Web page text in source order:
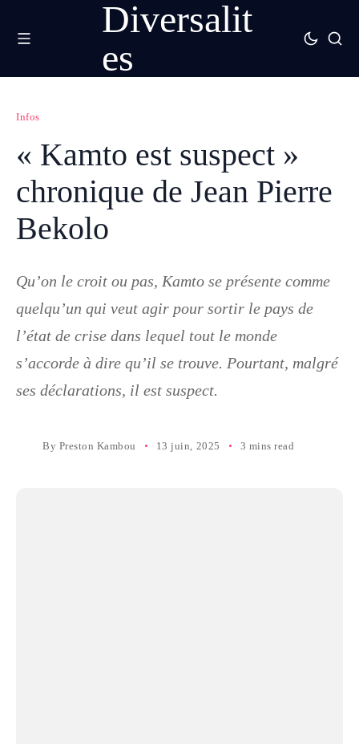
Diversalit
es
Infos
« Kamto est suspect »
chronique de Jean Pierre
Bekolo
Qu’on le croit ou pas, Kamto se présente comme
quelqu’un qui veut agir pour sortir le pays de
l’état de crise dans lequel tout le monde
s’accorde à dire qu’il se trouve. Pourtant, malgré
ses déclarations, il est suspect.
By Preston Kambou 13 juin, 2025 3 mins read